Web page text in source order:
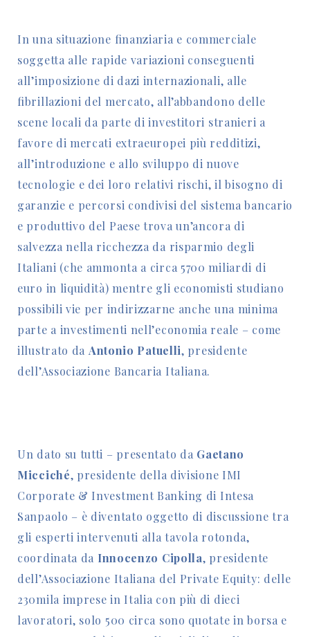
In una situazione finanziaria e commerciale
soggetta alle rapide variazioni conseguenti
all’imposizione di dazi internazionali, alle
fibrillazioni del mercato, all’abbandono delle
scene locali da parte di investitori stranieri a
favore di mercati extraeuropei più redditizi,
all’introduzione e allo sviluppo di nuove
tecnologie e dei loro relativi rischi, il bisogno di
garanzie e percorsi condivisi del sistema bancario
e produttivo del Paese trova un’ancora di
salvezza nella ricchezza da risparmio degli
Italiani (che ammonta a circa 5700 miliardi di
euro in liquidità) mentre gli economisti studiano
possibili vie per indirizzarne anche una minima
parte a investimenti nell’economia reale – come
illustrato da Antonio Patuelli, presidente
dell’Associazione Bancaria Italiana.
Un dato su tutti – presentato da Gaetano
Micciché, presidente della divisione IMI
Corporate & Investment Banking di Intesa
Sanpaolo – è diventato oggetto di discussione tra
gli esperti intervenuti alla tavola rotonda,
coordinata da Innocenzo Cipolla, presidente
dell’Associazione Italiana del Private Equity: delle
230mila imprese in Italia con più di dieci
lavoratori, solo 500 circa sono quotate in borsa e